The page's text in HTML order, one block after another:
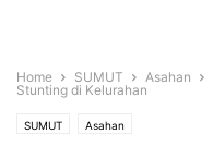
Home SUMUT Asahan
Stunting di Kelurahan
SUMUT Asahan